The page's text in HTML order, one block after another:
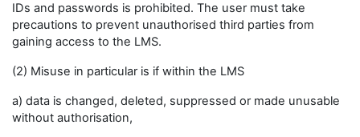
IDs and passwords is prohibited. The user must take
precautions to prevent unauthorised third parties from
gaining access to the LMS.
(2) Misuse in particular is if within the LMS
a) data is changed, deleted, suppressed or made unusable
without authorisation,